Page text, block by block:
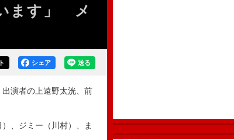
ます」 メ
送る
シェア
演者の上遠野太洸、前
、ジミー（川村）、ま